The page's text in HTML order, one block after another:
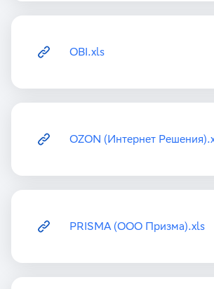
OBI.xls
OZON (Интернет
PRISMA (ООО Призма).xls